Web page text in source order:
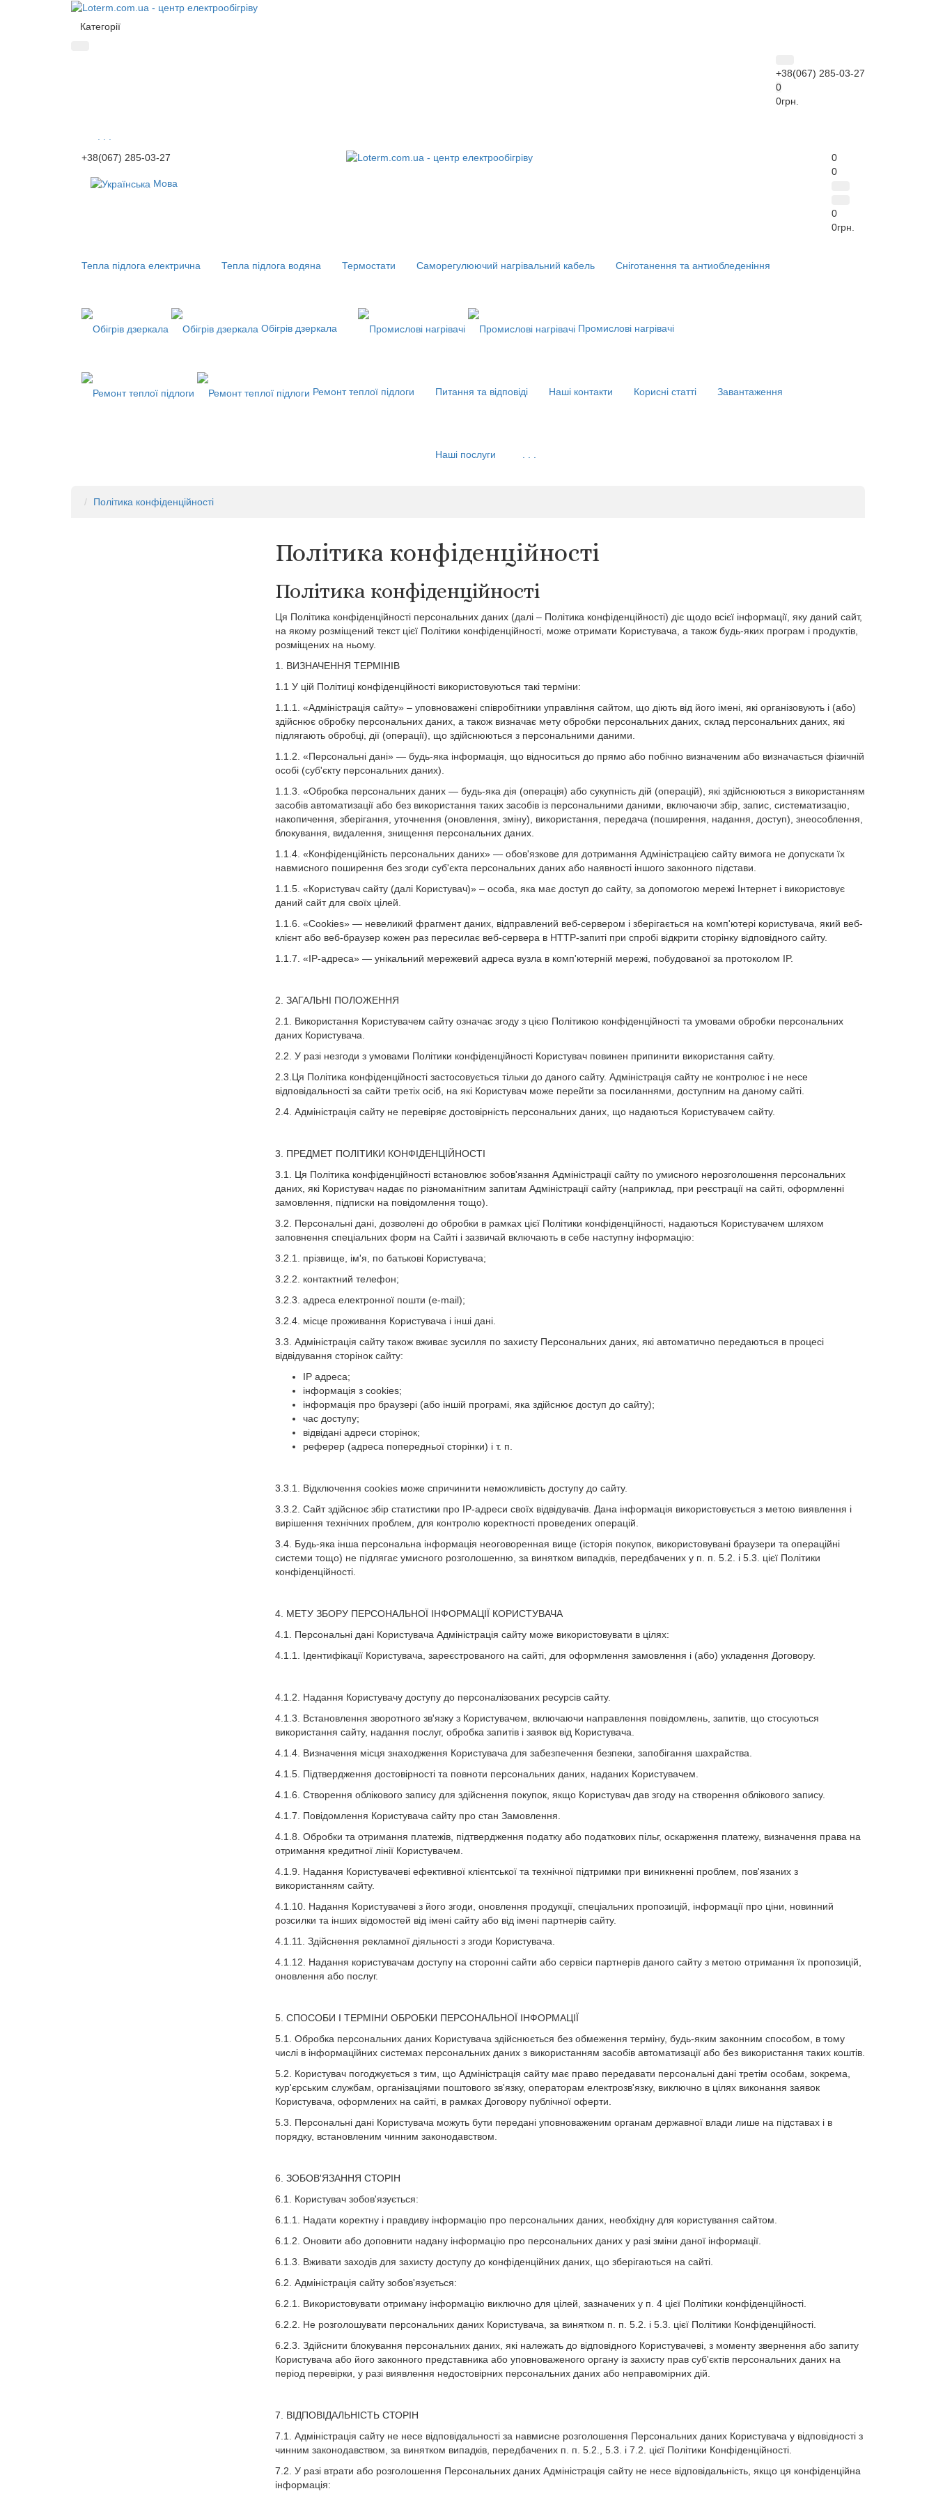
Категорії
+38(067) 285-03-27
0
0грн.
+38(067) 285-03-27
Мова
0
0
0
0грн.
Тепла підлога електрична Тепла підлога водяна Термостати Саморегулюючий нагрівальний кабель Сніготанення та антиобледеніння
Обігрів дзеркала Промислові нагрівачі
Ремонт теплої підлоги Питання та відповіді Наші контакти Корисні статті Завантаження
Наші послуги . . .
Політика конфіденційності
Політика конфіденційності
Політика конфіденційності
Ця Політика конфіденційності персональних даних (далі – Політика конфіденційності) діє щодо всієї інформації, яку даний сайт,
на якому розміщений текст цієї Політики конфіденційності, може отримати Користувача, а також будь-яких програм і продуктів,
розміщених на ньому.
1. ВИЗНАЧЕННЯ ТЕРМІНІВ
1.1 У цій Політиці конфіденційності використовуються такі терміни:
1.1.1. «Адміністрація сайту» – уповноважені співробітники управління сайтом, що діють від його імені, які організовують і (або)
здійснює обробку персональних даних, а також визначає мету обробки персональних даних, склад персональних даних, які
підлягають обробці, дії (операції), що здійснюються з персональними даними.
1.1.2. «Персональні дані» — будь-яка інформація, що відноситься до прямо або побічно визначеним або визначається фізичній
особі (суб'єкту персональних даних).
1.1.3. «Обробка персональних даних — будь-яка дія (операція) або сукупність дій (операцій), які здійснюються з використанням
засобів автоматизації або без використання таких засобів із персональними даними, включаючи збір, запис, систематизацію,
накопичення, зберігання, уточнення (оновлення, зміну), використання, передача (поширення, надання, доступ), знеособлення,
блокування, видалення, знищення персональних даних.
1.1.4. «Конфіденційність персональних даних» — обов'язкове для дотримання Адміністрацією сайту вимога не допускати їх
навмисного поширення без згоди суб'єкта персональних даних або наявності іншого законного підстави.
1.1.5. «Користувач сайту (далі Користувач)» – особа, яка має доступ до сайту, за допомогою мережі Інтернет і використовує
даний сайт для своїх цілей.
1.1.6. «Cookies» — невеликий фрагмент даних, відправлений веб-сервером і зберігається на комп'ютері користувача, який веб-
клієнт або веб-браузер кожен раз пересилає веб-сервера в HTTP-запиті при спробі відкрити сторінку відповідного сайту.
1.1.7. «IP-адреса» — унікальний мережевий адреса вузла в комп'ютерній мережі, побудованої за протоколом IP.
2. ЗАГАЛЬНІ ПОЛОЖЕННЯ
2.1. Використання Користувачем сайту означає згоду з цією Політикою конфіденційності та умовами обробки персональних
даних Користувача.
2.2. У разі незгоди з умовами Політики конфіденційності Користувач повинен припинити використання сайту.
2.3.Ця Політика конфіденційності застосовується тільки до даного сайту. Адміністрація сайту не контролює і не несе
відповідальності за сайти третіх осіб, на які Користувач може перейти за посиланнями, доступним на даному сайті.
2.4. Адміністрація сайту не перевіряє достовірність персональних даних, що надаються Користувачем сайту.
3. ПРЕДМЕТ ПОЛІТИКИ КОНФІДЕНЦІЙНОСТІ
3.1. Ця Політика конфіденційності встановлює зобов'язання Адміністрації сайту по умисного нерозголошення персональних
даних, які Користувач надає по різноманітним запитам Адміністрації сайту (наприклад, при реєстрації на сайті, оформленні
замовлення, підписки на повідомлення тощо).
3.2. Персональні дані, дозволені до обробки в рамках цієї Політики конфіденційності, надаються Користувачем шляхом
заповнення спеціальних форм на Сайті і зазвичай включають в себе наступну інформацію:
3.2.1. прізвище, ім'я, по батькові Користувача;
3.2.2. контактний телефон;
3.2.3. адреса електронної пошти (e-mail);
3.2.4. місце проживання Користувача і інші дані.
3.3. Адміністрація сайту також вживає зусилля по захисту Персональних даних, які автоматично передаються в процесі
відвідування сторінок сайту:
IP адреса;
інформація з cookies;
інформація про браузері (або іншій програмі, яка здійснює доступ до сайту);
час доступу;
відвідані адреси сторінок;
реферер (адреса попередньої сторінки) і т. п.
3.3.1. Відключення cookies може спричинити неможливість доступу до сайту.
3.3.2. Сайт здійснює збір статистики про IP-адреси своїх відвідувачів. Дана інформація використовується з метою виявлення і
вирішення технічних проблем, для контролю коректності проведених операцій.
3.4. Будь-яка інша персональна інформація неоговоренная вище (історія покупок, використовувані браузери та операційні
системи тощо) не підлягає умисного розголошенню, за винятком випадків, передбачених у п. п. 5.2. і 5.3. цієї Політики
конфіденційності.
4. МЕТУ ЗБОРУ ПЕРСОНАЛЬНОЇ ІНФОРМАЦІЇ КОРИСТУВАЧА
4.1. Персональні дані Користувача Адміністрація сайту може використовувати в цілях:
4.1.1. Ідентифікації Користувача, зареєстрованого на сайті, для оформлення замовлення і (або) укладення Договору.
4.1.2. Надання Користувачу доступу до персоналізованих ресурсів сайту.
4.1.3. Встановлення зворотного зв'язку з Користувачем, включаючи направлення повідомлень, запитів, що стосуються
використання сайту, надання послуг, обробка запитів і заявок від Користувача.
4.1.4. Визначення місця знаходження Користувача для забезпечення безпеки, запобігання шахрайства.
4.1.5. Підтвердження достовірності та повноти персональних даних, наданих Користувачем.
4.1.6. Створення облікового запису для здійснення покупок, якщо Користувач дав згоду на створення облікового запису.
4.1.7. Повідомлення Користувача сайту про стан Замовлення.
4.1.8. Обробки та отримання платежів, підтвердження податку або податкових пільг, оскарження платежу, визначення права на
отримання кредитної лінії Користувачем.
4.1.9. Надання Користувачеві ефективної клієнтської та технічної підтримки при виникненні проблем, пов'язаних з
використанням сайту.
4.1.10. Надання Користувачеві з його згоди, оновлення продукції, спеціальних пропозицій, інформації про ціни, новинний
розсилки та інших відомостей від імені сайту або від імені партнерів сайту.
4.1.11. Здійснення рекламної діяльності з згоди Користувача.
4.1.12. Надання користувачам доступу на сторонні сайти або сервіси партнерів даного сайту з метою отримання їх пропозицій,
оновлення або послуг.
5. СПОСОБИ І ТЕРМІНИ ОБРОБКИ ПЕРСОНАЛЬНОЇ ІНФОРМАЦІЇ
5.1. Обробка персональних даних Користувача здійснюється без обмеження терміну, будь-яким законним способом, в тому
числі в інформаційних системах персональних даних з використанням засобів автоматизації або без використання таких коштів.
5.2. Користувач погоджується з тим, що Адміністрація сайту має право передавати персональні дані третім особам, зокрема,
кур'єрським службам, організаціями поштового зв'язку, операторам електрозв'язку, виключно в цілях виконання заявок
Користувача, оформлених на сайті, в рамках Договору публічної оферти.
5.3. Персональні дані Користувача можуть бути передані уповноваженим органам державної влади лише на підставах і в
порядку, встановленим чинним законодавством.
6. ЗОБОВ'ЯЗАННЯ СТОРІН
6.1. Користувач зобов'язується:
6.1.1. Надати коректну і правдиву інформацію про персональних даних, необхідну для користування сайтом.
6.1.2. Оновити або доповнити надану інформацію про персональних даних у разі зміни даної інформації.
6.1.3. Вживати заходів для захисту доступу до конфіденційних даних, що зберігаються на сайті.
6.2. Адміністрація сайту зобов'язується:
6.2.1. Використовувати отриману інформацію виключно для цілей, зазначених у п. 4 цієї Політики конфіденційності.
6.2.2. Не розголошувати персональних даних Користувача, за винятком п. п. 5.2. і 5.3. цієї Політики Конфіденційності.
6.2.3. Здійснити блокування персональних даних, які належать до відповідного Користувачеві, з моменту звернення або запиту
Користувача або його законного представника або уповноваженого органу із захисту прав суб'єктів персональних даних на
період перевірки, у разі виявлення недостовірних персональних даних або неправомірних дій.
7. ВІДПОВІДАЛЬНІСТЬ СТОРІН
7.1. Адміністрація сайту не несе відповідальності за навмисне розголошення Персональних даних Користувача у відповідності з
чинним законодавством, за винятком випадків, передбачених п. п. 5.2., 5.3. і 7.2. цієї Політики Конфіденційності.
7.2. У разі втрати або розголошення Персональних даних Адміністрація сайту не несе відповідальність, якщо ця конфіденційна
інформація: